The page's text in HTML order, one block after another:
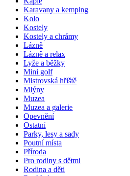
Karavany a kemping
Kolo
Kostely
Kostely a chrámy
Lázně
Lázně a relax
Lyže a běžky
Mini golf
Mistrovská hřiště
Mlýny
Muzea
Muzea a galerie
Opevnění
Ostatní
Parky, lesy a sady
Poutní místa
Příroda
Pro rodiny s dětmi
Rodina a děti